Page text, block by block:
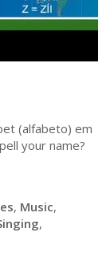
(alfabeto) em
your name?
, Music,
,